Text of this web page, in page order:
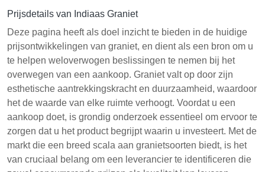
Prijsdetails van Indiaas Graniet
Deze pagina heeft als doel inzicht te bieden in de huidige
prijsontwikkelingen van graniet, en dient als een bron om u
te helpen weloverwogen beslissingen te nemen bij het
overwegen van een aankoop. Graniet valt op door zijn
esthetische aantrekkingskracht en duurzaamheid, waardoor
het de waarde van elke ruimte verhoogt. Voordat u een
aankoop doet, is grondig onderzoek essentieel om ervoor te
zorgen dat u het product begrijpt waarin u investeert. Met de
markt die een breed scala aan granietsoorten biedt, is het
van cruciaal belang om een leverancier te identificeren die